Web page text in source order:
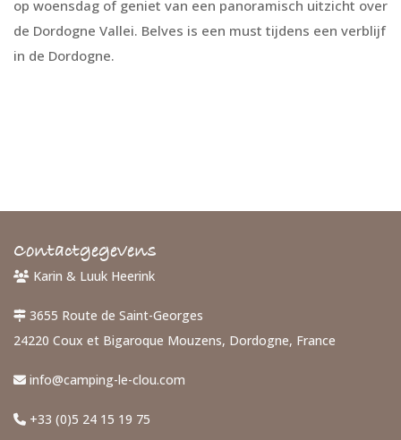
op woensdag of geniet van een panoramisch uitzicht over
de Dordogne Vallei. Belves is een must tijdens een verblijf
in de Dordogne.
Contactgegevens
Karin & Luuk Heerink
3655 Route de Saint-Georges
24220 Coux et Bigaroque Mouzens, Dordogne, France
info@camping-le-clou.com
+33 (0)5 24 15 19 75